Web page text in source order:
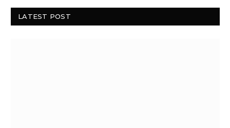
LATEST POST